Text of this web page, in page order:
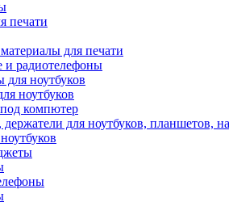
печати
для печати
радиотелефоны
для ноутбуков
ноутбуков
компютер
для ноутбуков, планшетов,